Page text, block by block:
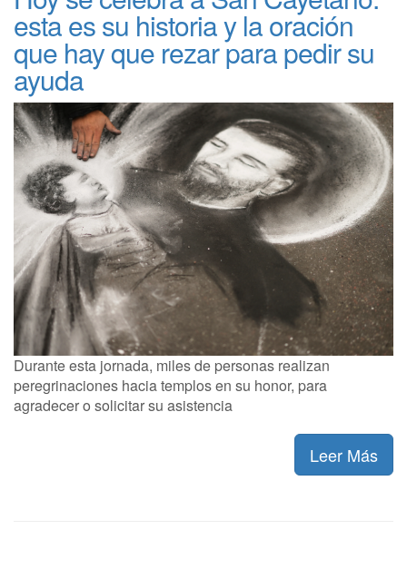
esta es su historia y la oración
que hay que rezar para pedir su
ayuda
Durante esta jornada, miles de personas realizan
peregrinaciones hacia templos en su honor, para
agradecer o solicitar su asistencia
Leer Más